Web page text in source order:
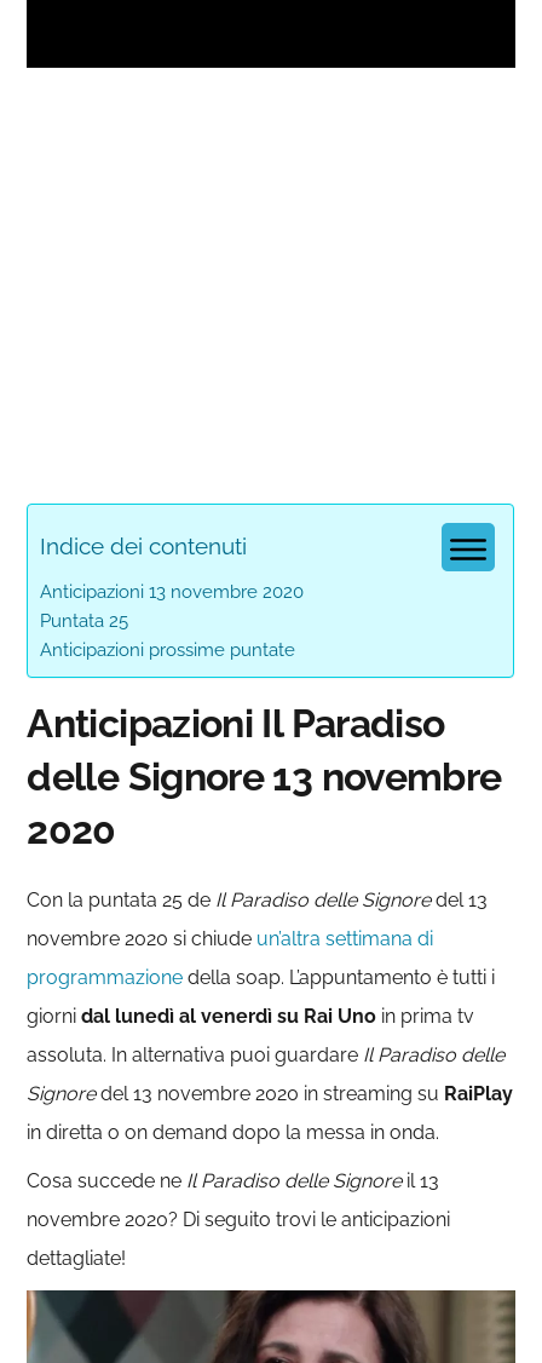
Indice dei contenuti
Anticipazioni 13 novembre 2020
Puntata 25
Anticipazioni prossime puntate
Anticipazioni Il Paradiso
delle Signore 13 novembre
2020
Con la puntata 25 de Il Paradiso delle Signoredel 13
novembre 2020 si chiude un’altra settimana di
programmazione della soap. L’appuntamento è tutti i
giornidal lunedì al venerdì su Rai Uno in prima tv
assoluta. In alternativa puoi guardare Il Paradiso delle
Signoredel 13 novembre 2020 in streaming su RaiPlay
in diretta o on demand dopo la messa in onda.
Cosa succede ne Il Paradiso delle Signoreil 13
novembre 2020? Di seguito trovi le anticipazioni
dettagliate!